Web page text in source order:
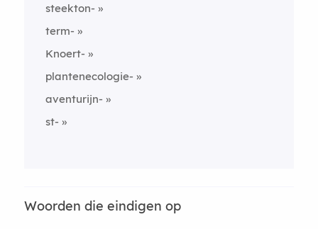
steekton-
term-
Knoert-
plantenecologie-
aventurijn-
st-
Woorden die eindigen op